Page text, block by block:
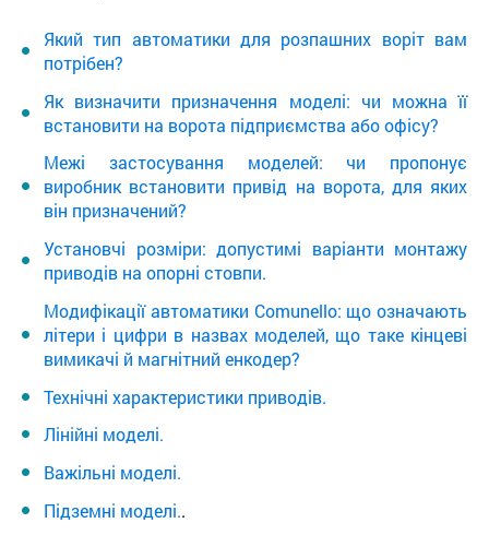
Який тип автоматики для розпашних воріт вам
потрібен?
Як визначити призначення моделі: чи можна її
встановити на ворота підприємства або офісу?
Межі застосування моделей: чи пропонує
виробник встановити привід на ворота, для яких
він призначений?
Установчі розміри: допустимі варіанти монтажу
приводів на опорні стовпи.
Модифікації автоматики Comunello: що означають
літери і цифри в назвах моделей, що таке кінцеві
вимикачі й магнітний енкодер?
Технічні характеристики приводів.
Лінійні моделі.
Важільні моделі.
Підземні моделі..